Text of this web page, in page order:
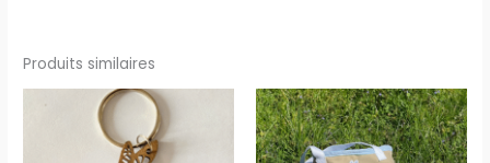
Produits similaires